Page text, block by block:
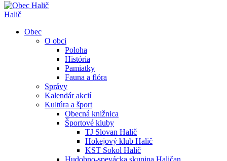
Halič
Obec
O obci
Poloha
História
Pamiatky
Fauna a flóra
Správy
Kalendár akcií
Kultúra a šport
Obecná knižnica
Športové kluby
TJ Slovan Halič
Hokejový klub Halič
KST Sokol Halič
Hudobno-spevácka skupina Haličan